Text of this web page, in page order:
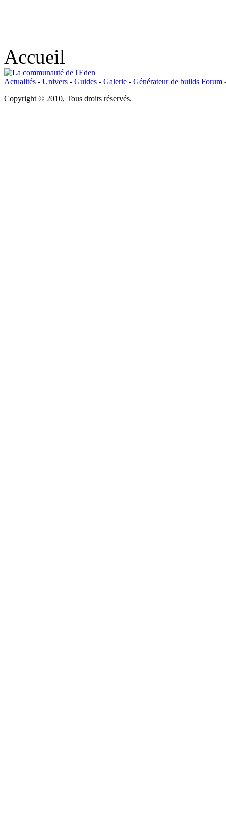
Accueil
Actualités - Univers - Guides - Galerie - Générateur de builds Forum
Copyright © 2010, Tous droits réservés.